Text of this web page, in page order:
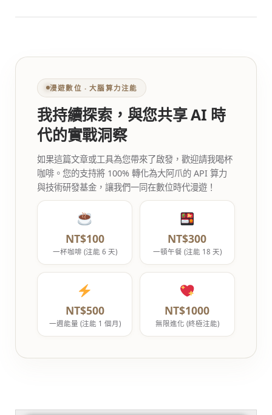
漫遊數位 ‧ 大腦算力注能
我持續探索，與您共享 AI 時
代的實戰洞察
如果這篇文章或工具為您帶來了啟發，歡迎請我喝杯
咖啡。您的支持將 100% 轉化為大阿爪的 API 算力
與技術研發基金，讓我們一同在數位時代漫遊！
NT$100
一杯咖啡 (注能 6 天)
NT$300
一頓午餐 (注能 18 天)
NT$500
一週能量 (注能 1 個月)
NT$1000
無限進化 (終極注能)